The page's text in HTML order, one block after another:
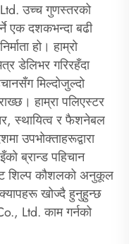
उच्च गुणस्तरको
एक दशकभन्दा बढी
हो। हाम्रो
डेलिभर गरिरहँदा
मिल्दोजुल्दो
हाम्रा पलिएस्टर
स्थायित्व र फैशनेबल
उपभोक्ताहरूद्वारा
ब्रान्ड पहिचान
शिल्प कौशलको अनुकूल
खोज्दै हुनुहुन्छ
Ltd. काम गर्नको